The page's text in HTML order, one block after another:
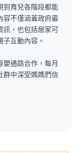
到育兒各階段都能
容不僅涵蓋政府最
訊，也包括居家可
互動內容。
嬰通路合作，每月
群中深受媽媽們信